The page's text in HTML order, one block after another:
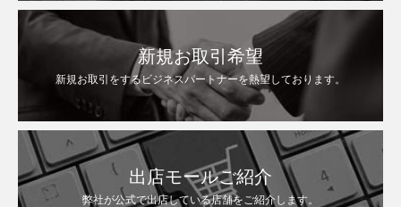
新規お取引希望
新規お取引をするビジネスパートナーを熱望しております。
出店モールご紹介
弊社が公式で出店している店舗をご紹介します。